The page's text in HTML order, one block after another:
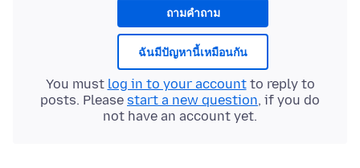
ถามคำถาม
ฉันมีปัญหานี้เหมือนกัน
You must log in to your accountto reply to
posts. Please start a new question, if you do
not have an account yet.